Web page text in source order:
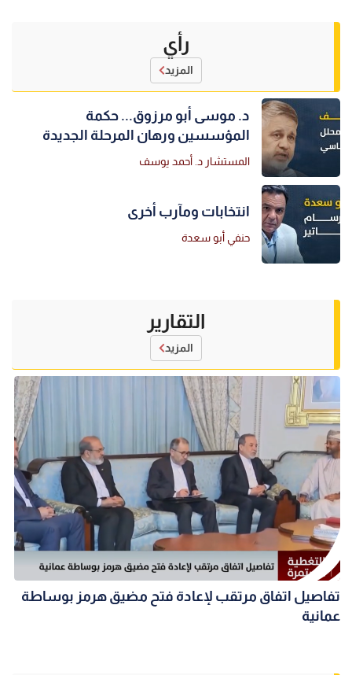
رأي
المزيد
د. موسى أبو مرزوق... حكمة
المؤسسين ورهان المرحلة الجديدة
المستشار د. أحمد يوسف
انتخابات ومآرب أخرى
حنفي أبو سعدة
التقارير
المزيد
تفاصيل اتفاق مرتقب لإعادة فتح مضيق هرمز بوساطة
عمانية